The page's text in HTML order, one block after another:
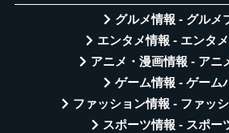
グルメ情報 - グルメ
エンタメ情報 - エンタ
アニメ・漫画情報 - アニ
ゲーム情報 - ゲーム
ファッション情報 - ファッ
スポーツ情報 - スポー